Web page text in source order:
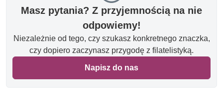
Masz pytania? Z przyjemnością na nie
odpowiemy!
Niezależnie od tego, czy szukasz konkretnego znaczka,
czy dopiero zaczynasz przygodę z filatelistyką.
Napisz do nas